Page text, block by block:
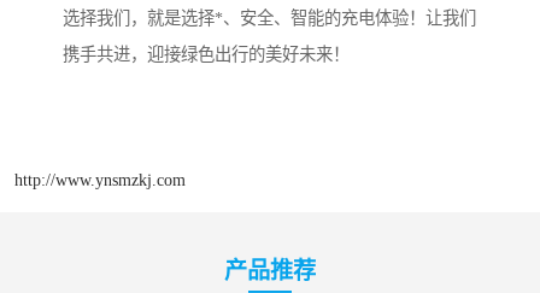
选择我们，就是选择*、安全、智能的充电体验！让我们
携手共进，迎接绿色出行的美好未来！
http://www.ynsmzkj.com
产品推荐